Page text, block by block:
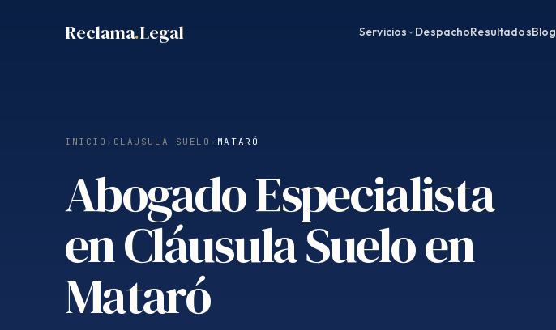
Reclama.Legal Servicios DespachoResultadosBlog
INICIO › CLÁUSULA SUELO › MATARÓ
Abogado Especialista
en Cláusula Suelo en
Mataró